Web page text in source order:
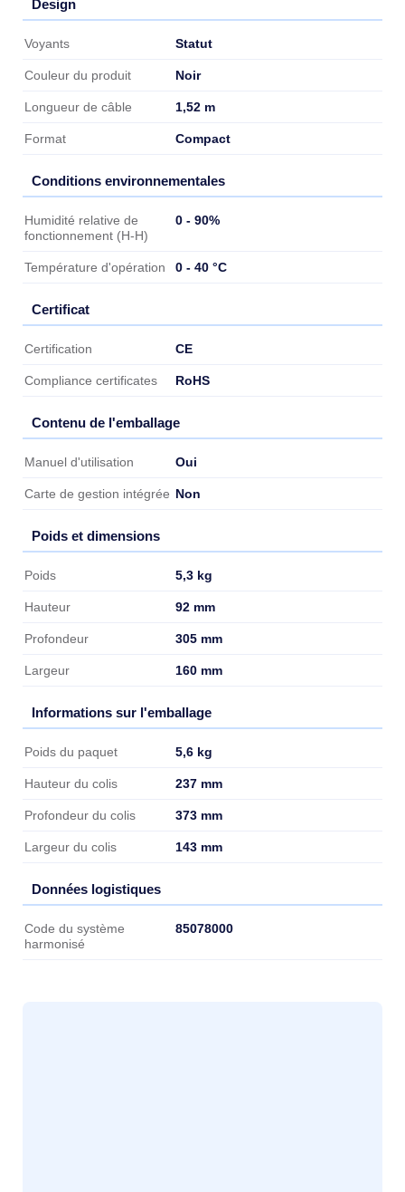
Design
Design
Voyants Statut
Couleur du produit Noir
Longueur de câble 1,52 m
Format Compact
Conditions environnementales
Conditions environnementales
Humidité relative de
fonctionnement (H-H)
0 - 90%
Température d'opération 0 - 40 °C
Certificat
Certificat
Certification CE
Compliance certificates RoHS
Contenu de l'emballage
Contenu de l'emballage
Manuel d'utilisation Oui
Carte de gestion intégrée Non
Poids et dimensions
Poids et dimensions
Poids 5,3 kg
Hauteur 92 mm
Profondeur 305 mm
Largeur 160 mm
Informations sur l'emballage
Informations sur l'emballage
Poids du paquet 5,6 kg
Hauteur du colis 237 mm
Profondeur du colis 373 mm
Largeur du colis 143 mm
Données logistiques
Données logistiques
Code du système
harmonisé
85078000